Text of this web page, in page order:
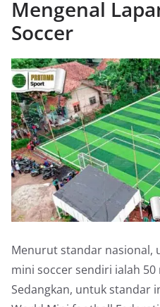
Mengenal
Soccer
Menurut standar nasional,
mini soccer sendiri ialah
Sedangkan, untuk standar